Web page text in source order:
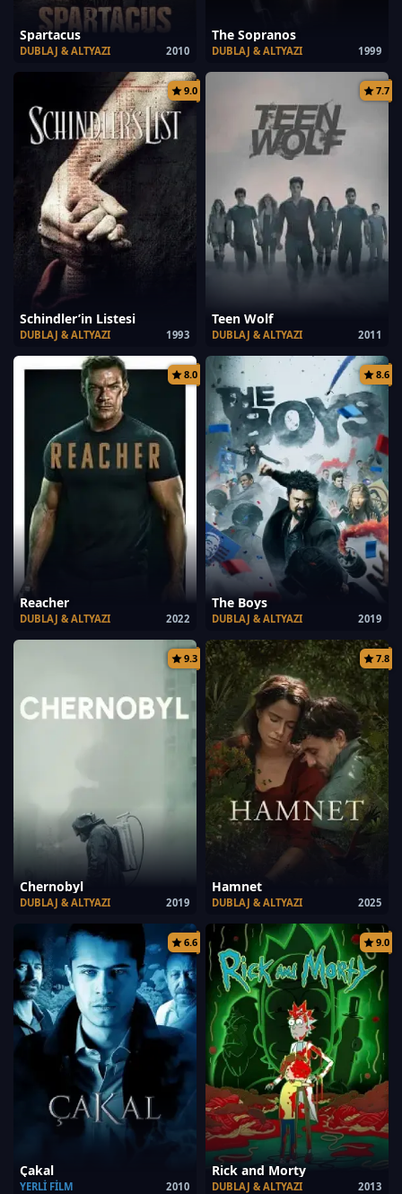
Spartacus
2010
DUBLAJ & ALTYAZI
The Sopranos
1999
DUBLAJ & ALTYAZI
9.0
Schindler’in Listesi
1993
DUBLAJ & ALTYAZI
7.7
Teen Wolf
2011
DUBLAJ & ALTYAZI
8.0
Reacher
2022
DUBLAJ & ALTYAZI
8.6
The Boys
2019
DUBLAJ & ALTYAZI
9.3
Chernobyl
2019
DUBLAJ & ALTYAZI
7.8
Hamnet
2025
DUBLAJ & ALTYAZI
6.6
Çakal
2010
YERLI FILM
9.0
Rick and Morty
2013
DUBLAJ & ALTYAZI